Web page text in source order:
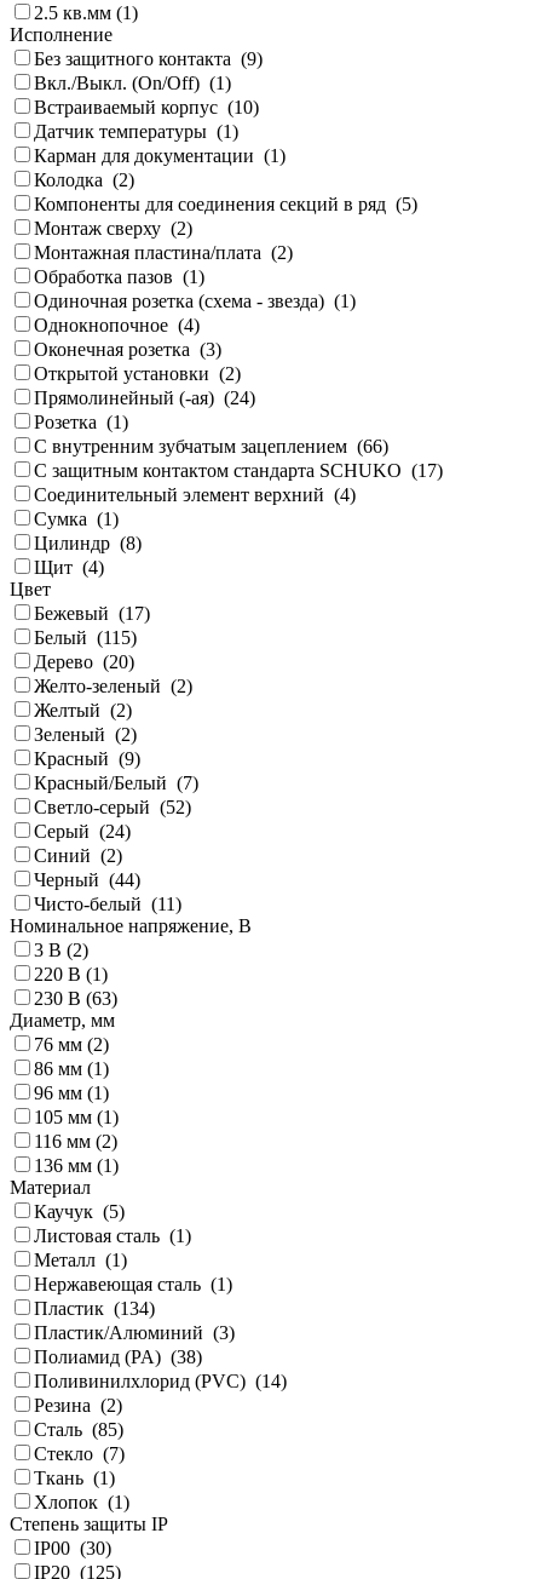
2.5 кв.мм (1)
Исполнение
Без защитного контакта (9)
Вкл./Выкл. (On/Off) (1)
Встраиваемый корпус (10)
Датчик температуры (1)
Карман для документации (1)
Колодка (2)
Компоненты для соединения секций в ряд (5)
Монтаж сверху (2)
Монтажная пластина/плата (2)
Обработка пазов (1)
Одиночная розетка (схема - звезда) (1)
Однокнопочное (4)
Оконечная розетка (3)
Открытой установки (2)
Прямолинейный (-ая) (24)
Розетка (1)
С внутренним зубчатым зацеплением (66)
С защитным контактом стандарта SCHUKO (17)
Соединительный элемент верхний (4)
Сумка (1)
Цилиндр (8)
Щит (4)
Цвет
Бежевый (17)
Белый (115)
Дерево (20)
Желто-зеленый (2)
Желтый (2)
Зеленый (2)
Красный (9)
Красный/Белый (7)
Светло-серый (52)
Серый (24)
Синий (2)
Черный (44)
Чисто-белый (11)
Номинальное напряжение, В
3 В (2)
220 В (1)
230 В (63)
Диаметр, мм
76 мм (2)
86 мм (1)
96 мм (1)
105 мм (1)
116 мм (2)
136 мм (1)
Материал
Каучук (5)
Листовая сталь (1)
Металл (1)
Нержавеющая сталь (1)
Пластик (134)
Пластик/Алюминий (3)
Полиамид (PA) (38)
Поливинилхлорид (PVC) (14)
Резина (2)
Сталь (85)
Стекло (7)
Ткань (1)
Хлопок (1)
Степень защиты IP
IP00 (30)
IP20 (125)